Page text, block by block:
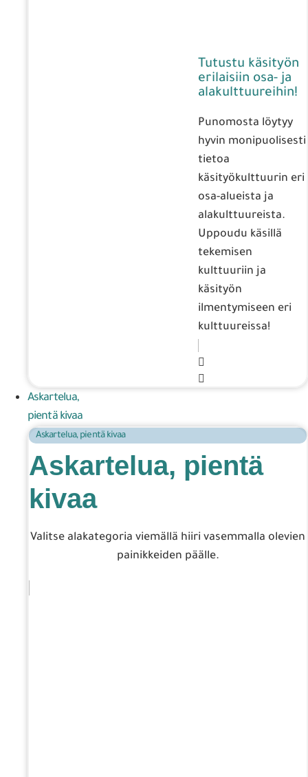
Tutustu käsityön
erilaisiin osa- ja
alakulttuureihin!
Punomosta löytyy
hyvin monipuolisesti
tietoa
käsityökulttuurin eri
osa-alueista ja
alakulttuureista.
Uppoudu käsillä
tekemisen
kulttuuriin ja
käsityön
ilmentymiseen eri
kulttuureissa!
Askartelua,
pientä kivaa
Askartelua, pientä kivaa
Askartelua, pientä
kivaa
Valitse alakategoria viemällä hiiri vasemmalla olevien
painikkeiden päälle.